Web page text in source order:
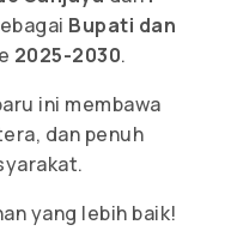
Bupati dan
2025-2030.
ini membawa
dan penuh
yang lebih baik!